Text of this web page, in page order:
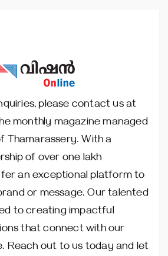
please contact us at
monthly magazine managed
Thamarassery. With a
of over one lakh
an exceptional platform to
or message. Our talented
to creating impactful
that connect with our
Reach out to us today and let